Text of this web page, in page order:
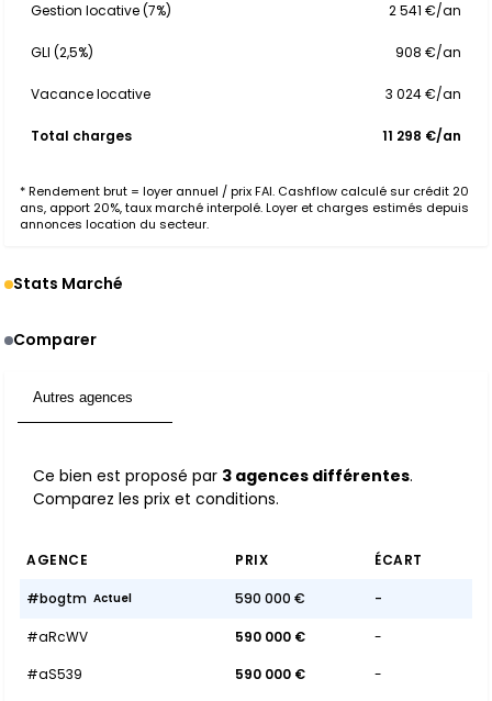
Gestion locative (7%) 2 541 €/an
GLI (2,5%) 908 €/an
Vacance locative 3 024 €/an
Total charges 11 298 €/an
* Rendement brut = loyer annuel / prix FAI. Cashflow calculé sur crédit 20
ans, apport 20%, taux marché interpolé. Loyer et charges estimés depuis
annonces location du secteur.
Stats Marché
Comparer
Autres agences
Ce bien est proposé par 3 agences différentes.
Comparez les prix et conditions.
AGENCE PRIX ÉCART
#bogtm Actuel 590 000 € -
#aRcWV 590 000 €
-
#aS539
590 000 € -